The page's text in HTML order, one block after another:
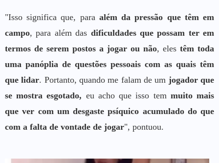
"Isso significa que, para além da pressão que têm em
campo, para além das dificuldades que possam ter em
termos de serem postos a jogar ou não, eles têm toda
uma panóplia de questões pessoais com as quais têm
que lidar. Portanto, quando me falam de um jogador que
se mostra esgotado, eu acho que isso tem muito mais
que ver com um desgaste psíquico acumulado do que
com a falta de vontade de jogar", pontuou.